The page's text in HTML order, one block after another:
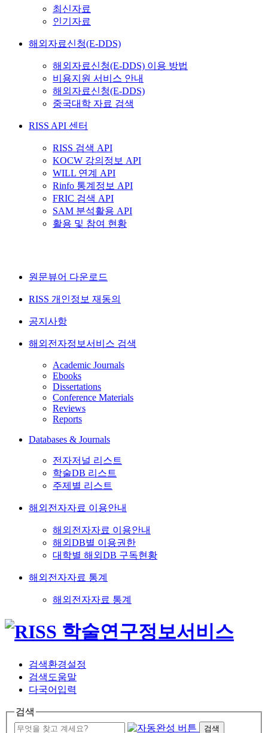
최신자료
인기자료
해외자료신청(E-DDS)
해외자료신청(E-DDS) 이용 방법
비용지원 서비스 안내
해외자료신청(E-DDS)
중국대학 자료 검색
RISS API 센터
RISS 검색 API
KOCW 강의정보 API
WILL 연계 API
Rinfo 통계정보 API
FRIC 검색 API
SAM 분석활용 API
활용 및 참여 현황
원문뷰어 다운로드
RISS 개인정보 재동의
공지사항
해외전자정보서비스 검색
Academic Journals
Ebooks
Dissertations
Conference Materials
Reviews
Reports
Databases & Journals
전자저널 리스트
학술DB 리스트
주제별 리스트
해외전자자료 이용안내
해외전자자료 이용안내
해외DB별 이용권한
대학별 해외DB 구독현황
해외전자자료 통계
해외전자자료 통계
검색환경설정
검색도움말
다국어입력
검색
검색